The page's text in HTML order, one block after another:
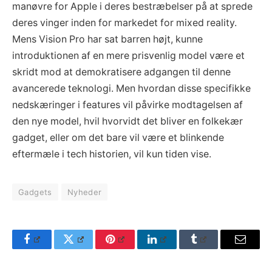
manøvre for Apple i deres bestræbelser på at sprede
deres vinger inden for markedet for mixed reality.
Mens Vision Pro har sat barren højt, kunne
introduktionen af en mere prisvenlig model være et
skridt mod at demokratisere adgangen til denne
avancerede teknologi. Men hvordan disse specifikke
nedskæringer i features vil påvirke modtagelsen af
den nye model, hvil hvorvidt det bliver en folkekær
gadget, eller om det bare vil være et blinkende
eftermæle i tech historien, vil kun tiden vise.
Gadgets Nyheder
FacebookTwitter Pinterest LinkedInTumblr Email